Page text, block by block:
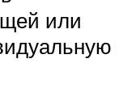
или